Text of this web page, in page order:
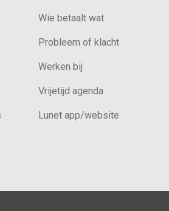
Wie betaalt wat
Probleem of klacht
Werken bij
Vrijetijd agenda
Lunet app/website